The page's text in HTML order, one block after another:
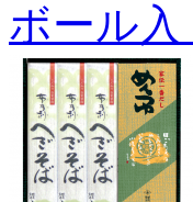
ボール入